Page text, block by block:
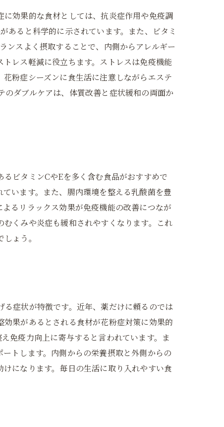
効果的な食材としては、抗炎症作用や免疫調
あると科学的に示されています。また、ビタミ
ンスよく摂取することで、内側からアレルギー
レス軽減に役立ちます。ストレスは免疫機能
粉症シーズンに食生活に注意しながらエステ
ダブルケアは、体質改善と症状緩和の両面か
ビタミンCやEを多く含む食品がおすすめで
います。また、腸内環境を整える乳酸菌を豊
るリラックス効果が免疫機能の改善につなが
くみや炎症も緩和されやすくなります。これ
ょう。
症状が特徴です。近年、薬だけに頼るのでは
果があるとされる食材が花粉症対策に効果的
免疫力向上に寄与すると言われています。ま
トします。内側からの栄養摂取と外側からの
になります。毎日の生活に取り入れやすい食